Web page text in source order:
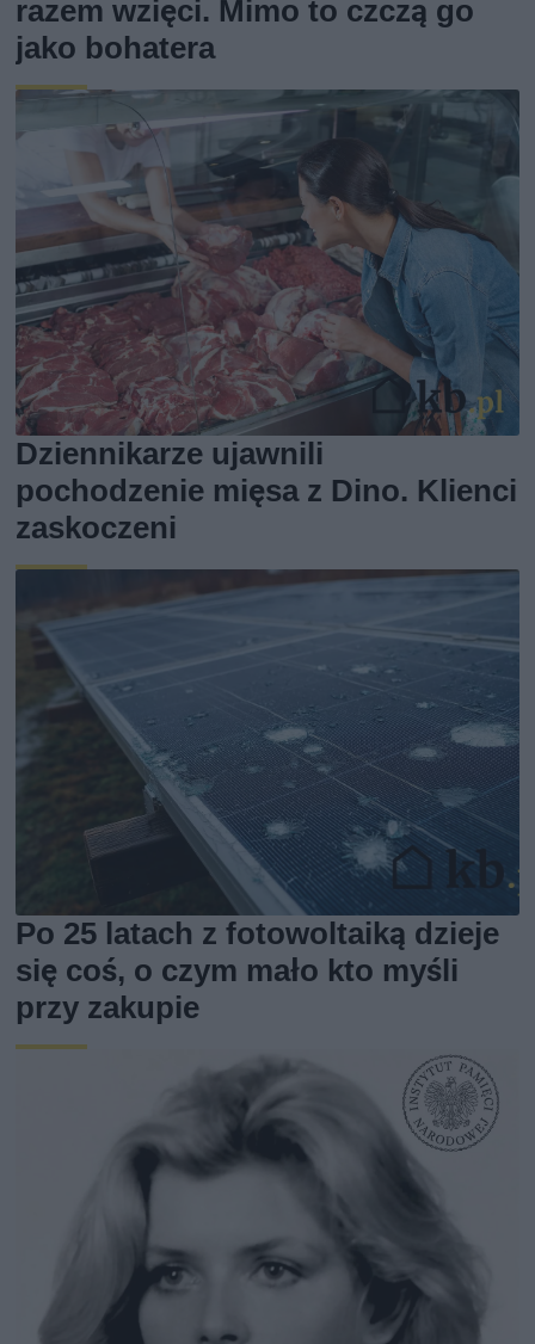
razem wzięci. Mimo to czczą go
jako bohatera
Dziennikarze ujawnili
pochodzenie mięsa z Dino. Klienci
zaskoczeni
Po 25 latach z fotowoltaiką dzieje
się coś, o czym mało kto myśli
przy zakupie